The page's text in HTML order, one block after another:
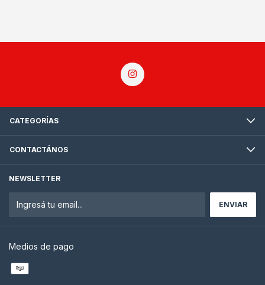
CATEGORÍAS
CONTACTÁNOS
NEWSLETTER
Medios de pago